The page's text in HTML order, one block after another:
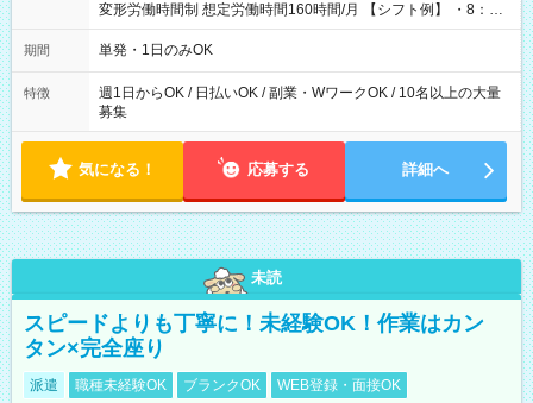
変形労働時間制 想定労働時間160時間/月 【シフト例】 ・8：00
～21：00
期間 単発・1日のみOK
特徴
週1日からOK / 日払いOK / 副業・WワークOK / 10名以上の大量
募集
気になる！ 応募する 詳細へ
未読
スピードよりも丁寧に！未経験OK！作業はカン
タン×完全座り
派遣 職種未経験OK ブランクOK WEB登録・面接OK